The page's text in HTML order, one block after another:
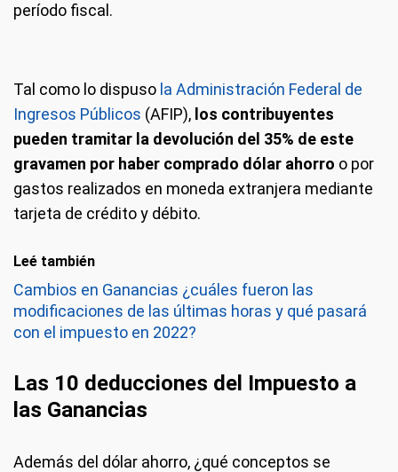
período fiscal.
Tal como lo dispuso la Administración Federal de
Ingresos Públicos (AFIP), los contribuyentes
pueden tramitar la devolución del 35% de este
gravamen por haber comprado dólar ahorro o por
gastos realizados en moneda extranjera mediante
tarjeta de crédito y débito.
Leé también
Cambios en Ganancias ¿cuáles fueron las
modificaciones de las últimas horas y qué pasará
con el impuesto en 2022?
Las 10 deducciones del Impuesto a
las Ganancias
Además del dólar ahorro, ¿qué conceptos se